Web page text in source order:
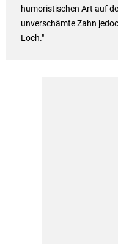
humoristischen Art auf
unverschämte Zahn
Loch."